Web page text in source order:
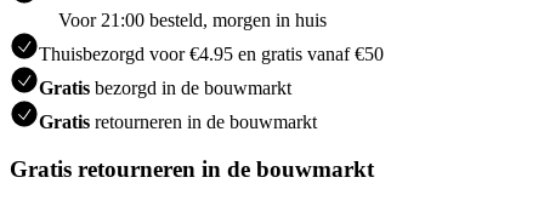
Voor 21:00 besteld, morgen in huis
Thuisbezorgd voor €4.95 en gratis vanaf €50
Gratis bezorgd in de bouwmarkt
Gratis retourneren in de bouwmarkt
Gratis retourneren in de bouwmarkt